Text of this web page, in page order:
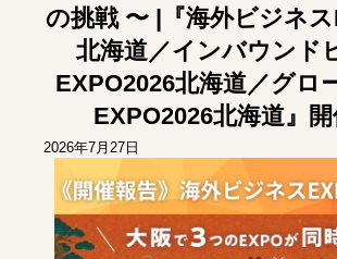
の挑戦 〜 |『海外ビジネ
北海道／インバウンド
EXPO2026北海道／グロ
EXPO2026北海道』
2026年7月27日